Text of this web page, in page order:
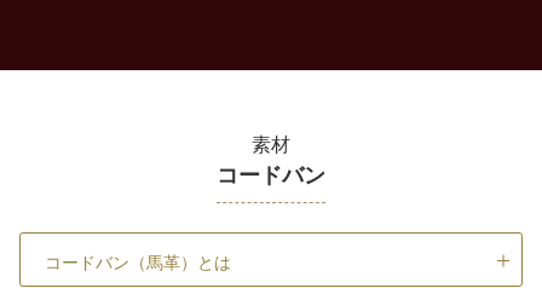
素材
コードバン
コードバン（馬革）とは